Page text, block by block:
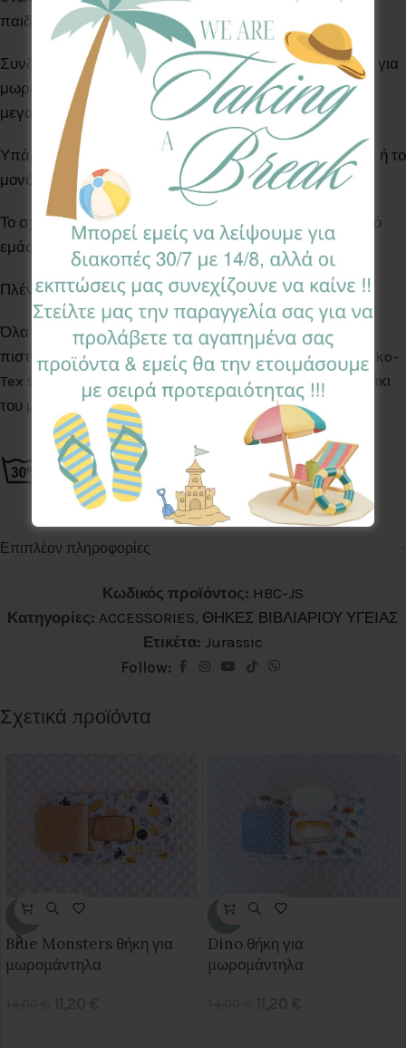
παιδιού σας!
Συνδυάστε την με την θήκη για μωρομάντηλα ή τη θήκη για
μωρομάντηλα & πάνες της ίδιας σειράς. Διαθέσιμο σε
μεγαλη ποικιλία σχεδίων.
Υπάρχει δυνατότητα να προστεθεί τρέσσα με διχρωμία ή το
μονόγραμμα του παιδιού.
Το σχέδιο στο εσωτερικό συνδυάζεται & επιλέγεται από
εμάς βάση διαθεσιμότητας.
Πλένεται στο πλυντήριο στους 30°C
Όλα τα Υφάσματα της συλλογής μας είναι ελεγμένα &
πιστοποιημένα για βλαβερές ουσίες σύμφωνα με το Oeko-
Tex Standard 100, κατάλληλα για το ευαίσθητο δερματάκι
του μωρού σας
Επιπλέον πληροφορίες
Κωδικός προϊόντος: HBC-JS
Κατηγορίες: ACCESSORIES, ΘΗΚΕΣ ΒΙΒΛΙΑΡΙΟΥ ΥΓΕΙΑΣ
Ετικέτα: Jurassic
Follow:
Σχετικά προϊόντα
-20%
Blue Monsters θήκη για
μωρομάντηλα
-20%
Dino θήκη για
μωρομάντηλα